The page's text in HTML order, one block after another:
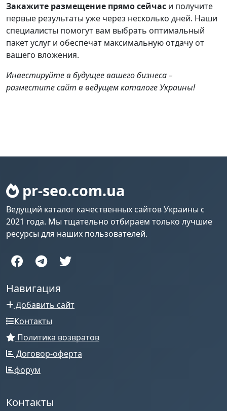
Закажите размещение прямо сейчас и получите
первые результаты уже через несколько дней. Наши
специалисты помогут вам выбрать оптимальный
пакет услуг и обеспечат максимальную отдачу от
вашего вложения.
Инвестируйте в будущее вашего бизнеса –
разместите сайт в ведущем каталоге Украины!
pr-seo.com.ua
Ведущий каталог качественных сайтов Украины с
2021 года. Мы тщательно отбираем только лучшие
ресурсы для наших пользователей.
Навигация
Добавить сайт
Контакты
Политика возвратов
Договор-оферта
форум
Контакты